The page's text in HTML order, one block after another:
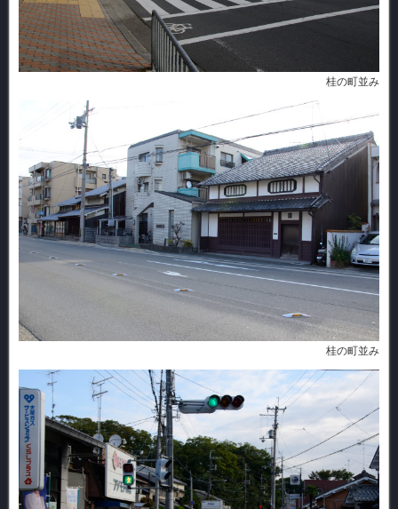
桂の町並み
桂の町並み